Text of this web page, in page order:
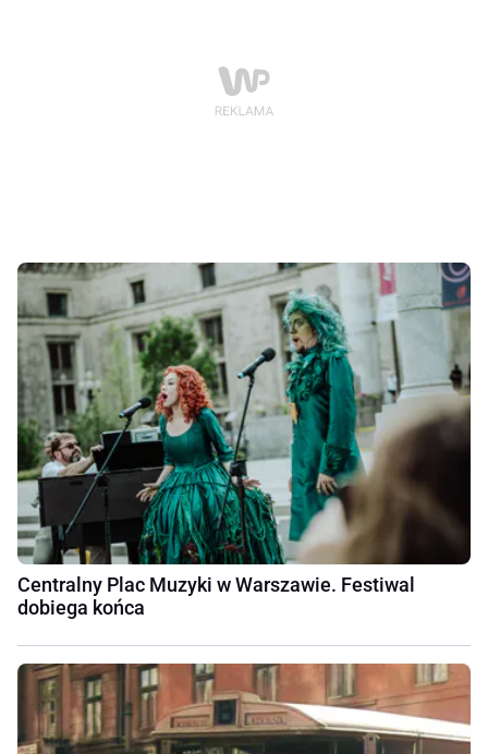
Centralny Plac Muzyki w Warszawie. Festiwal
dobiega końca